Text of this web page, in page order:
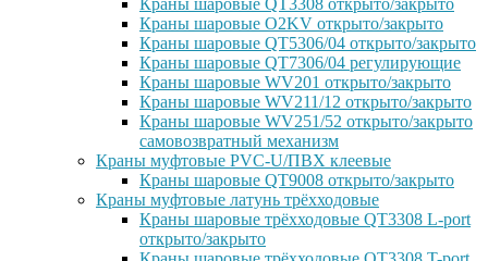
Краны шаровые QT3308 открыто/закрыто
Краны шаровые O2KV открыто/закрыто
Краны шаровые QT5306/04 открыто/закрыто
Краны шаровые QT7306/04 регулирующие
Краны шаровые WV201 открыто/закрыто
Краны шаровые WV211/12 открыто/закрыто
Краны шаровые WV251/52 открыто/закрыто
самовозвратный механизм
Краны муфтовые PVC-U/ПВХ клеевые
Краны шаровые QT9008 открыто/закрыто
Краны муфтовые латунь трёхходовые
Краны шаровые трёхходовые QT3308 L-port
открыто/закрыто